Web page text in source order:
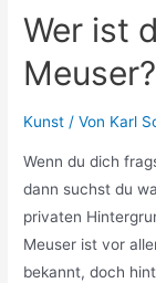
Wer ist
Meuser?
Kunst / Von Karl
Wenn du dich
dann suchst du
privaten
Meuser ist vor
bekannt, doch